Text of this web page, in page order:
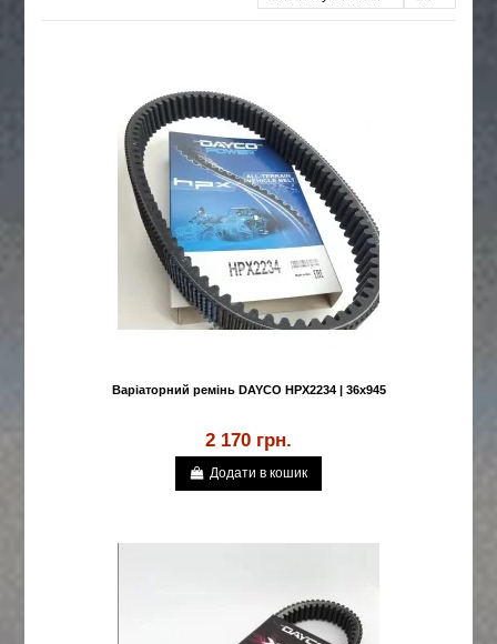
Варіаторний ремінь DAYCO HPX2234 | 36x945
2 170 грн.
Додати в кошик